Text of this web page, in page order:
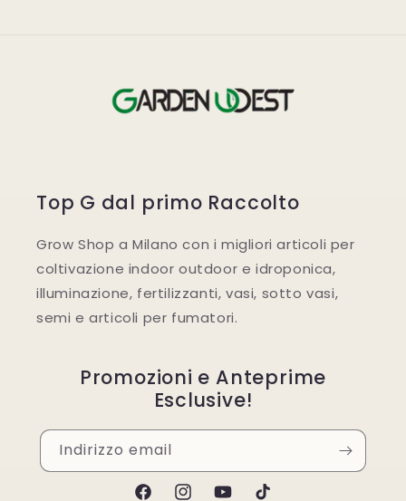
Top G dal primo Raccolto
Grow Shop a Milano con i migliori articoli per
coltivazione indoor outdoor e idroponica,
illuminazione, fertilizzanti, vasi, sotto vasi,
semi e articoli per fumatori.
Promozioni e Anteprime
Esclusive!
Indirizzo email